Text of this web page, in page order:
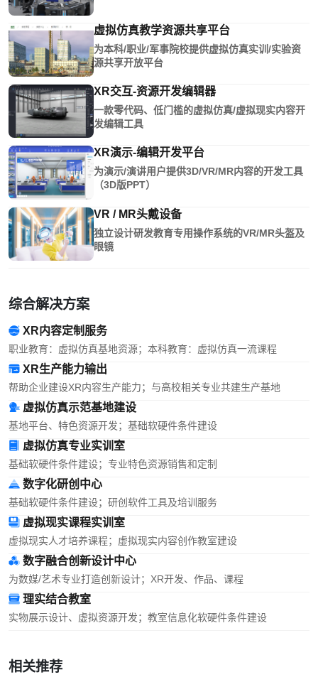
虚拟仿真教学资源共享平台
为本科/职业/军事院校提供虚拟仿真实训/实验资
源共享开放平台
XR交互-资源开发编辑器
一款零代码、低门槛的虚拟仿真/虚拟现实内容开
发编辑工具
XR演示-编辑开发平台
为演示/演讲用户提供3D/VR/MR内容的开发工具
（3D版PPT）
VR / MR头戴设备
独立设计研发教育专用操作系统的VR/MR头盔及
眼镜
综合解决方案
XR内容定制服务
职业教育：虚拟仿真基地资源；本科教育：虚拟仿真一流课程
XR生产能力输出
帮助企业建设XR内容生产能力；与高校相关专业共建生产基地
虚拟仿真示范基地建设
基地平台、特色资源开发；基础软硬件条件建设
虚拟仿真专业实训室
基础软硬件条件建设；专业特色资源销售和定制
数字化研创中心
基础软硬件条件建设；研创软件工具及培训服务
虚拟现实课程实训室
虚拟现实人才培养课程；虚拟现实内容创作教室建设
数字融合创新设计中心
为数媒/艺术专业打造创新设计；XR开发、作品、课程
理实结合教室
实物展示设计、虚拟资源开发；教室信息化软硬件条件建设
相关推荐